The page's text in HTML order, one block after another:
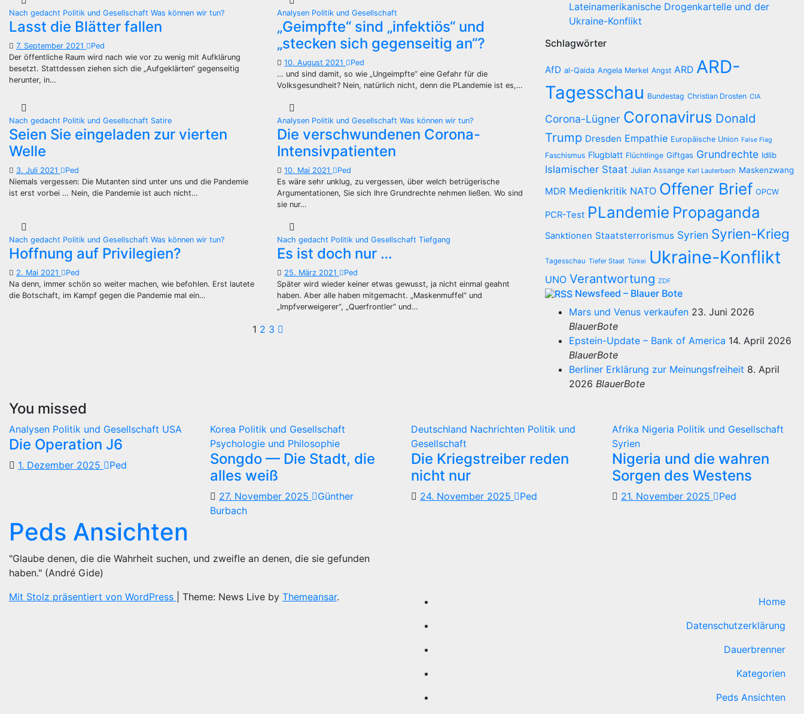
Nach gedacht Politik und Gesellschaft Was können wir tun?
Lasst die Blätter fallen
7. September 2021
Ped
Der öffentliche Raum wird nach wie vor zu wenig mit Aufklärung
besetzt. Stattdessen ziehen sich die „Aufgeklärten“ gegenseitig
herunter, in…
Analysen Politik und Gesellschaft
„Geimpfte“ sind „infektiös“ und
„stecken sich gegenseitig an“?
10. August 2021
Ped
… und sind damit, so wie „Ungeimpfte“ eine Gefahr für die
Volksgesundheit? Nein, natürlich nicht, denn die PLandemie ist es,…
Nach gedacht Politik und Gesellschaft Satire
Seien Sie eingeladen zur vierten
Welle
3. Juli 2021
Ped
Niemals vergessen: Die Mutanten sind unter uns und die Pandemie
ist erst vorbei … Nein, die Pandemie ist auch nicht…
Analysen Politik und Gesellschaft Was können wir tun?
Die verschwundenen Corona-
Intensivpatienten
10. Mai 2021
Ped
Es wäre sehr unklug, zu vergessen, über welch betrügerische
Argumentationen, Sie sich Ihre Grundrechte nehmen ließen. Wo sind
sie nur…
Nach gedacht Politik und Gesellschaft Was können wir tun?
Hoffnung auf Privilegien?
2. Mai 2021
Ped
Na denn, immer schön so weiter machen, wie befohlen. Erst lautete
die Botschaft, im Kampf gegen die Pandemie mal ein…
Nach gedacht Politik und Gesellschaft Tiefgang
Es ist doch nur …
25. März 2021
Ped
Später wird wieder keiner etwas gewusst, ja nicht einmal geahnt
haben. Aber alle haben mitgemacht. „Maskenmuffel“ und
„Impfverweigerer“, „Querfrontler“ und…
Seitennummerierung
1 2 3
Lateinamerikanische Drogenkartelle und der
Ukraine-Konflikt
Schlagwörter
AfD al-Qaida Angela Merkel Angst ARD ARD-
Tagesschau Bundestag Christian Drosten CIA
Corona-Lügner Coronavirus Donald
Trump Dresden Empathie Europäische Union False Flag
Faschismus Flugblatt Flüchtlinge Giftgas Grundrechte Idlib
Islamischer Staat Julian Assange Karl Lauterbach Maskenzwang
MDR Medienkritik NATO Offener Brief OPCW
PCR-Test PLandemie Propaganda
Sanktionen Staatsterrorismus Syrien Syrien-Krieg
Tagesschau Tiefer Staat Türkei Ukraine-Konflikt
UNO Verantwortung ZDF
Newsfeed – Blauer Bote
Mars und Venus verkaufen 23. Juni 2026
BlauerBote
Epstein-Update – Bank of America 14. April 2026
BlauerBote
Berliner Erklärung zur Meinungsfreiheit 8. April
2026 BlauerBote
You missed
Analysen Politik und Gesellschaft USA
Die Operation J6
1. Dezember 2025 Ped
Korea Politik und Gesellschaft
Psychologie und Philosophie
Songdo — Die Stadt, die
alles weiß
27. November 2025
Günther
Burbach
Deutschland Nachrichten Politik und
Gesellschaft
Die Kriegstreiber reden
nicht nur
24. November 2025 Ped
Afrika Nigeria Politik und Gesellschaft
Syrien
Nigeria und die wahren
Sorgen des Westens
21. November 2025 Ped
Peds Ansichten
"Glaube denen, die die Wahrheit suchen, und zweifle an denen, die sie gefunden
haben." (André Gide)
Mit Stolz präsentiert von WordPress
Theme: News Live by Themeansar.
Home
Datenschutzerklärung
Dauerbrenner
Kategorien
Peds Ansichten